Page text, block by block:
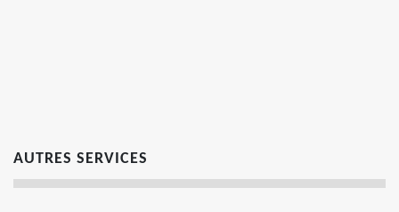
AUTRES SERVICES